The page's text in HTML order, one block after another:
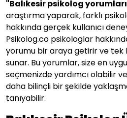
" Balıkesir psikolog
araştırma yaparak, farklı
hakkında gerçek kullanıcı
Psikolog.co psikologlar
yorumu bir araya getirir ve tek
sunar. Bu yorumlar, size en
seçmenizde yardımcı olabilir
daha bilinçli bir şekilde
tanıyabilir.